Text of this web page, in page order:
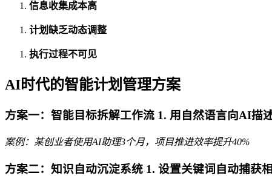
信息收集成本高
计划缺乏动态调整
执行过程不可见
AI时代的智能计划管理方案
方案一：智能目标拆解工作流 1. 用自然语言向AI描
案例：某创业者使用AI助理3个月，项目推进效率提升40%
方案二：知识自动沉淀系统 1. 设置关键词自动捕获